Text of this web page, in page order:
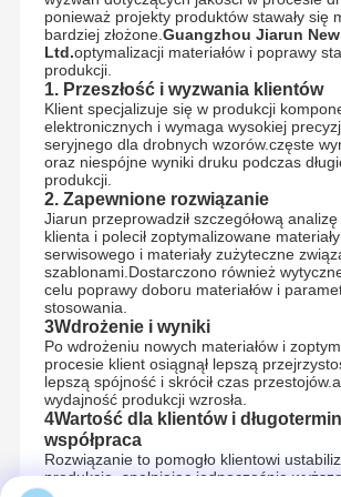
ponieważ projekty produktów stawały się
bardziej złożone.Guangzhou Jiarun
Ltd.optymalizacji materiałów i poprawy
produkcji.
1. Przeszłość i wyzwania klientów
Klient specjalizuje się w produkcji
elektronicznych i wymaga wysokiej
seryjnego dla drobnych wzorów.częste
oraz niespójne wyniki druku podczas
produkcji.
2. Zapewnione rozwiązanie
Jiarun przeprowadził szczegółową
klienta i polecił zoptymalizowane
serwisowego i materiały zużyteczne
szablonami.Dostarczono również
celu poprawy doboru materiałów i
stosowania.
3Wdrożenie i wyniki
Po wdrożeniu nowych materiałów i
procesie klient osiągnął lepszą
lepszą spójność i skrócił czas
wydajność produkcji wzrosła.
4Wartość dla klientów i
współpraca
Rozwiązanie to pomogło klientowi
produkcję, spełniając jednocześnie